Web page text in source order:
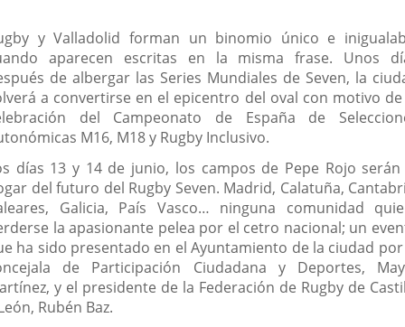
y Valladolid forman un binomio único e
aparecen escritas en la misma frase. Unos
de albergar las Series Mundiales de Seven, la
a convertirse en el epicentro del oval con motivo
del Campeonato de España de
M16, M18 y Rugby Inclusivo.
días 13 y 14 de junio, los campos de Pepe Rojo
del futuro del Rugby Seven. Madrid, Calatuña,
Galicia, País Vasco… ninguna comunidad
la apasionante pelea por el cetro nacional; un
ha sido presentado en el Ayuntamiento de la ciudad
de Participación Ciudadana y Deportes,
y el presidente de la Federación de Rugby de
Rubén Baz.